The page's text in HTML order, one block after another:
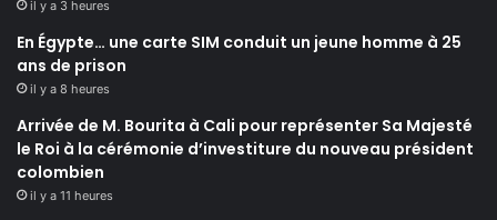
il y a 3 heures
En Égypte… une carte SIM conduit un jeune homme à 25
ans de prison
il y a 8 heures
Arrivée de M. Bourita à Cali pour représenter Sa Majesté
le Roi à la cérémonie d’investiture du nouveau président
colombien
il y a 11 heures